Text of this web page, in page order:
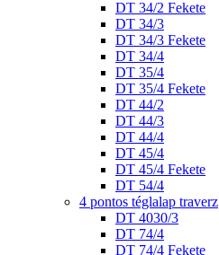
DT 34/2 Fekete
DT 34/3
DT 34/3 Fekete
DT 34/4
DT 35/4
DT 35/4 Fekete
DT 44/2
DT 44/3
DT 44/4
DT 45/4
DT 45/4 Fekete
DT 54/4
4 pontos téglalap traverz
DT 4030/3
DT 74/4
DT 74/4 Fekete